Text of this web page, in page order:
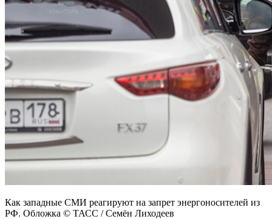
Как западные СМИ реагируют на запрет энергоносителей из
РФ. Обложка © ТАСС / Семён Лиходеев